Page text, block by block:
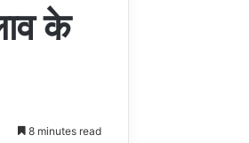
के
8 minutes read